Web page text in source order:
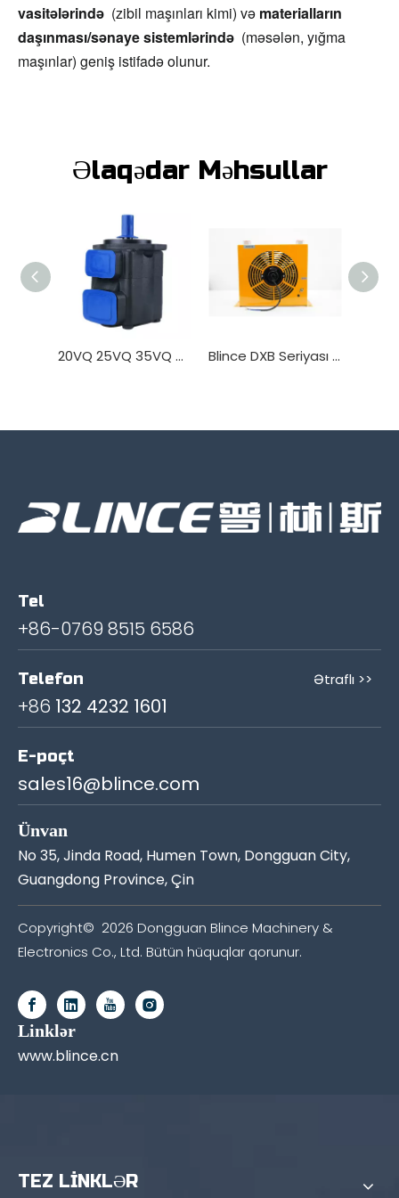
vasitələrində (zibil maşınları kimi) və materialların
daşınması/sənaye sistemlərində (məsələn, yığma
maşınlar) geniş istifadə olunur.
Əlaqədar Məhsullar
20VQ 25VQ 35VQ 45VQ Hidravlik nasos Blince DXB Seriyası Hidravlik Yağ Soyuducu İstilik dəyişdiricisi
Tel
+86-0769 8515 6586
Telefon Ətraflı >>
+86 132 4232 1601
E-poçt
sales16@blince.com
Ünvan
No 35, Jinda Road, Humen Town, Dongguan City,
Guangdong Province, Çin
Copyright© 2026 Dongguan Blince Machinery &
Electronics Co., Ltd. Bütün hüquqlar qorunur.
Linklər
www.blince.cn
TEZ LİNKLƏR